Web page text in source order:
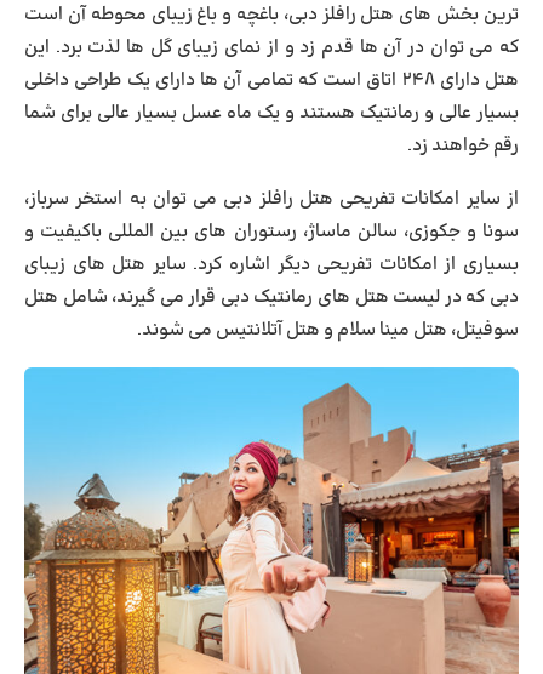
ترین بخش های هتل رافلز دبی، باغچه و باغ زیبای محوطه آن است
که می توان در آن ها قدم زد و از نمای زیبای گل ها لذت برد. این
هتل دارای ۲۴۸ اتاق است که تمامی آن ها دارای یک طراحی داخلی
بسیار عالی و رمانتیک هستند و یک ماه عسل بسیار عالی برای شما
رقم خواهند زد.
از سایر امکانات تفریحی هتل رافلز دبی می توان به استخر سرباز،
سونا و جکوزی، سالن ماساژ، رستوران های بین المللی باکیفیت و
بسیاری از امکانات تفریحی دیگر اشاره کرد. سایر هتل های زیبای
دبی که در لیست هتل های رمانتیک دبی قرار می گیرند، شامل هتل
سوفیتل، هتل مینا سلام و هتل آتلانتیس می شوند.